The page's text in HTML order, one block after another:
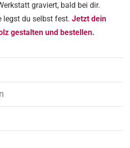
graviert, bald bei dir.
legst du selbst fest. Jetzt dein
gestalten und bestellen.